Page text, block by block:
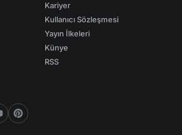
Kariyer
Kullanıcı Sözleşmesi
Yayın İlkeleri
Künye
RSS